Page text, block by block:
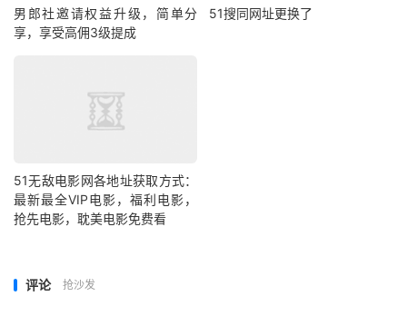
男郎社邀请权益升级，简单分
享，享受高佣3级提成
51搜同网址更换了
51无敌电影网各地址获取方式：
最新最全VIP电影，福利电影，
抢先电影，耽美电影免费看
评论 抢沙发